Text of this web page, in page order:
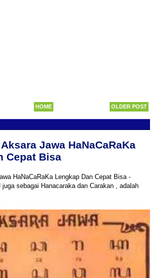
OLDER POST
HOME
Jawa HaNaCaRaKa
Cepat Bisa
HaNaCaRaKa Lengkap Dan Cepat Bisa -
sebagai Hanacaraka dan Carakan , adalah